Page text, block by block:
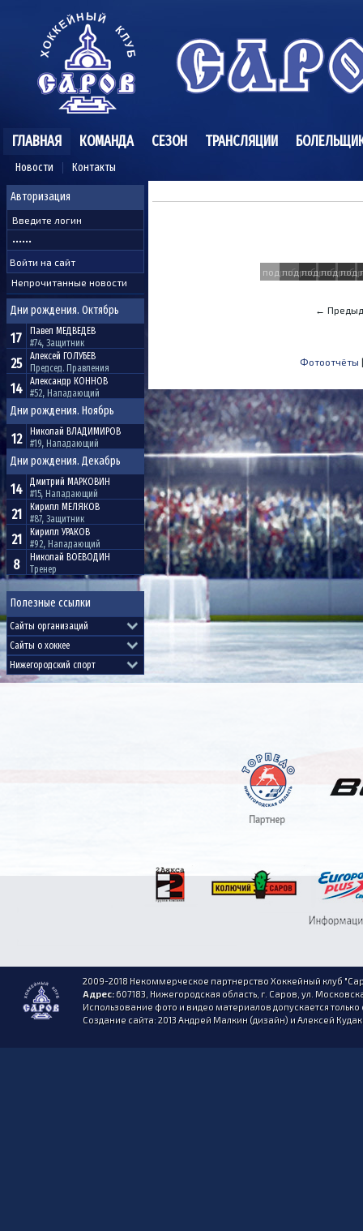
ГЛАВНАЯ
Новости Контакты
КОМАНДА СЕЗОН ТРАНСЛЯЦИИ
Авторизация
Непрочитанные новости
Дни рождения. Октябрь
17 Павел МЕДВЕДЕВ
#74, Защитник
25 Алексей ГОЛУБЕВ
Председ. Правления
14 Александр КОННОВ
#52, Нападающий
Дни рождения. Ноябрь
12 Николай ВЛАДИМИРОВ
#19, Нападающий
Дни рождения. Декабрь
14 Дмитрий МАРКОВИН
#15, Нападающий
21 Кирилл МЕЛЯКОВ
#87, Защитник
21 Кирилл УРАКОВ
#92, Нападающий
8 Николай ВОЕВОДИН
Тренер
Полезные ссылки
подробнее
подробнее
подробнее
←
Фотоотчёты
2009-2018 Некоммерческое партнерство Хоккейный клуб
Адрес:607183, Нижегородская область, г. Саров, ул.
Использование фото и видео материалов допускается
Создание сайта: 2013 Андрей Малкин (дизайн) и Алексей